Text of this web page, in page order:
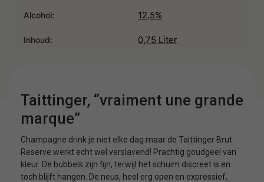
Alcohol: 12,5%
Inhoud: 0,75 Liter
Taittinger, “vraiment une grande
marque”
Champagne drink je niet elke dag maar de Taittinger Brut
Reserve werkt echt wel verslavend! Prachtig goudgeel van
kleur. De bubbels zijn fijn, terwijl het schuim discreet is en
toch blijft hangen. De neus, heel erg open en expressief,